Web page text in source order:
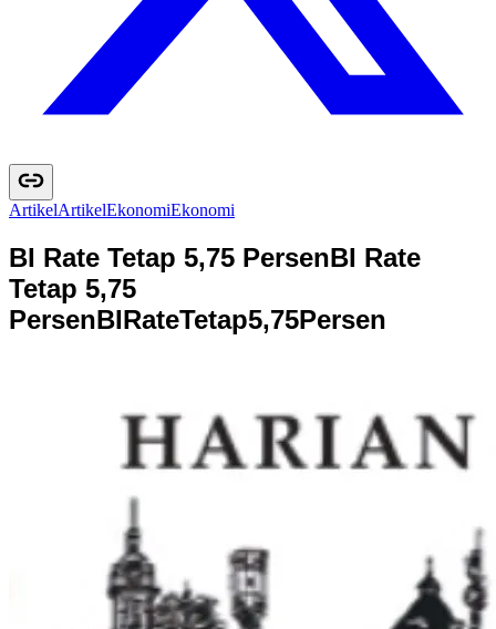
ArtikelArtikelEkonomiEkonomi
BI Rate Tetap 5,75 PersenBI Rate
Tetap 5,75
PersenBIRateTetap5,75Persen